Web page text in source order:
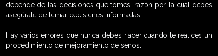
depende de las decisiones que tomes, razón por la cual debes
asegúrate de tomar decisiones informadas.
Hay varios errores que nunca debes hacer cuando te realices un
procedimiento de mejoramiento de senos.